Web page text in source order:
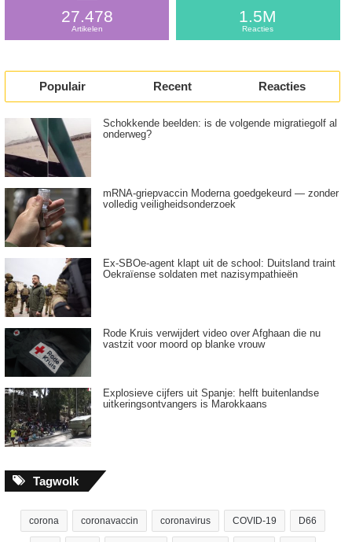
27.478
Artikelen
1.5M
Reacties
Populair Recent Reacties
Schokkende beelden: is de volgende migratiegolf al
onderweg?
mRNA-griepvaccin Moderna goedgekeurd — zonder
volledig veiligheidsonderzoek
Ex-SBOe-agent klapt uit de school: Duitsland traint
Oekraïense soldaten met nazisympathieën
Rode Kruis verwijdert video over Afghaan die nu
vastzit voor moord op blanke vrouw
Explosieve cijfers uit Spanje: helft buitenlandse
uitkeringsontvangers is Marokkaans
Tagwolk
corona coronavaccin coronavirus COVID-19 D66